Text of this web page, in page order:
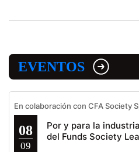
EVENTOS
En colaboración con CFA Society
08
09
Por y para la
del Funds Society